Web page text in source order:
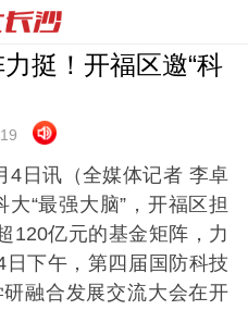
挺！开福区邀“科
4日讯（全媒体记者 李卓
“最强大脑”，开福区担
120亿元的基金矩阵，力
日下午，第四届国防科技
融合发展交流大会在开